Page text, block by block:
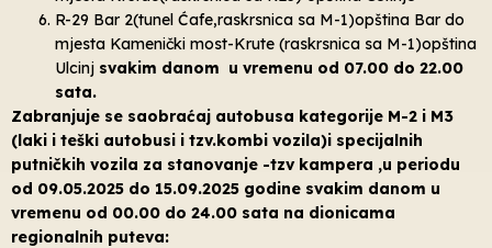
R-29 Bar 2(tunel Ćafe,raskrsnica sa M-1)opština Bar do
mjesta Kamenički most-Krute (raskrsnica sa M-1)opština
Ulcinj svakim danom u vremenu od 07.00 do 22.00
sata.
Zabranjuje se saobraćaj autobusa kategorije M-2 i M3
(laki i teški autobusi i tzv.kombi vozila)i specijalnih
putničkih vozila za stanovanje -tzv kampera ,u periodu
od 09.05.2025 do 15.09.2025 godine svakim danom u
vremenu od 00.00 do 24.00 sata na dionicama
regionalnih puteva: